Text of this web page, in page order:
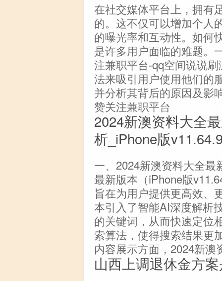
在社交媒体平台上，拥有
的。这不仅可以增加个人
的曝光率和互动性。如何
是许多用户面临的难题。
注兼职平台-qq空间说说
法来吸引用户使用他们的
并分析其背后的原因及影
赞关注兼职平台
2024新澳资料大全
析_iPhone版
一、2024新澳资料大全
最新版本（iPhone版
旨在为用户提供更高效、
本引入了智能AI深度解析
的关键词，从而快速定位
索算法，使得搜索结果更
内容展示方面，2024新
山西上调退休金方